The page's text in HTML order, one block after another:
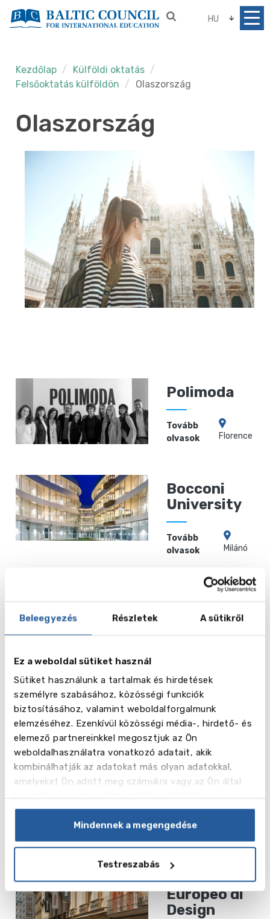
Beleegyezés Részletek A sütikről
Ez a weboldal sütiket használ
Sütiket használunk a tartalmak és hirdetések
személyre szabásához, közösségi funkciók
biztosításához, valamint weboldalforgalmunk
elemzéséhez. Ezenkívül közösségi média-, hirdető- és
elemező partnereinkkel megosztjuk az Ön
weboldalhasználatra vonatkozó adatait, akik
kombinálhatják az adatokat más olyan adatokkal,
amelyeket Ön adott meg számukra vagy az Ön által
Mindennek a megengedése
Testreszabás
HU
Kezdőlap
Külföldi oktatás
Felsőoktatás külföldön
Olaszország
Olaszország
Polimoda
Tovább
olvasok
Florence
Bocconi
University
Tovább
olvasok
Milánó
University
Polimi Graduate School of
Tovább olvasok
IED Istituto
Europeo di
Design